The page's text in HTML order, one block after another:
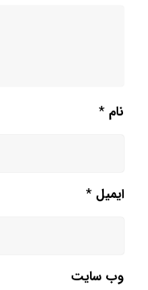
نام *
ایمیل *
وب‌ سایت